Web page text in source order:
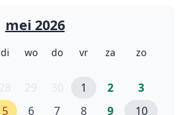
mei 2026
di wo do vr za zo
1 2 3
5 6 7 8 9 10